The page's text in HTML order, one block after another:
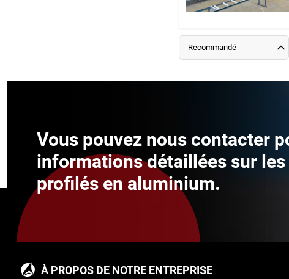
Recommandé
Vous pouvez nous contacter
informations détaillées sur
profilés en aluminium.
À PROPOS DE NOTRE ENTREPRISE